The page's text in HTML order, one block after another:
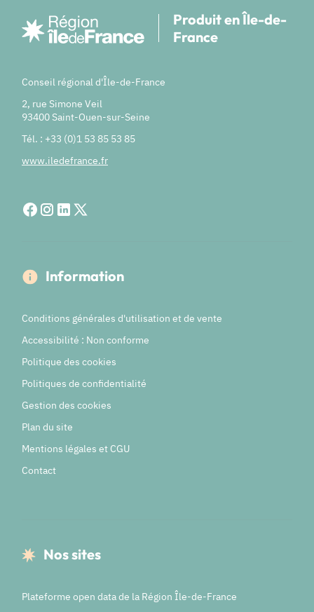
Produit en Île-de-
France
Conseil régional d'Île-de-France
2, rue Simone Veil
93400 Saint-Ouen-sur-Seine
Tél. : +33 (0)1 53 85 53 85
www.iledefrance.fr
Information
Conditions générales d'utilisation et de vente
Accessibilité : Non conforme
Politique des cookies
Politiques de confidentialité
Gestion des cookies
Plan du site
Mentions légales et CGU
Contact
Nos sites
Plateforme open data de la Région Île-de-France